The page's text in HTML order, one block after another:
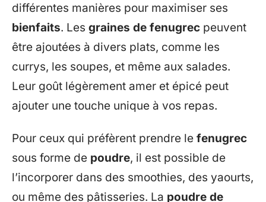
différentes manières pour maximiser ses
bienfaits. Les graines de fenugrec peuvent
être ajoutées à divers plats, comme les
currys, les soupes, et même aux salades.
Leur goût légèrement amer et épicé peut
ajouter une touche unique à vos repas.
Pour ceux qui préfèrent prendre le fenugrec
sous forme de poudre, il est possible de
l’incorporer dans des smoothies, des yaourts,
ou même des pâtisseries. La poudre de